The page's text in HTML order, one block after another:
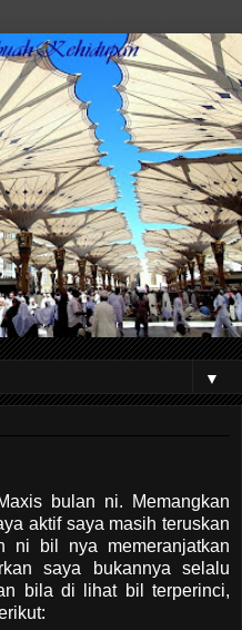
▼
bulan ni. Memangkan
aktif saya masih teruskan
ni bil nya memeranjatkan
saya bukannya selalu
bila di lihat bil terperinci,